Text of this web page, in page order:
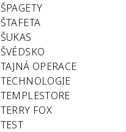
ŠPAGETY
ŠTAFETA
ŠUKAS
ŠVÉDSKO
TAJNÁ OPERACE
TECHNOLOGIE
TEMPLESTORE
TERRY FOX
TEST